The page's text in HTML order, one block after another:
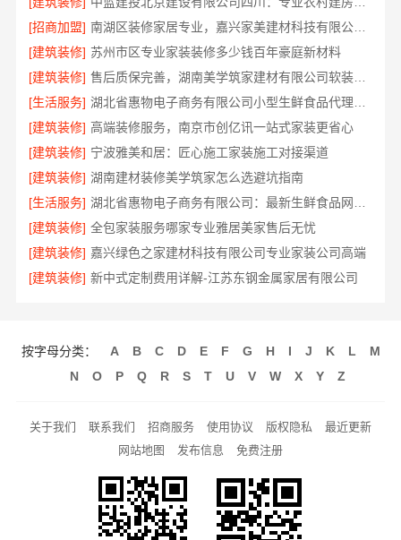
[招商加盟]
南湖区装修家居专业，嘉兴家美建材科技有限公司值得信赖
[建筑装修] 苏州市区专业家装装修多少钱百年豪庭新材料
[建筑装修]
售后质保完善，湖南美学筑家建材有限公司软装配套
[生活服务]
[建筑装修] 高端装修服务，南京市创亿讯一站式家装更省心
[建筑装修] 宁波雅美和居：匠心施工家装施工对接渠道
[建筑装修] 湖南建材装修美学筑家怎么选避坑指南
[生活服务]
[建筑装修] 全包家装服务哪家专业雅居美家售后无忧
[建筑装修] 嘉兴绿色之家建材科技有限公司专业家装公司高端
[建筑装修] 新中式定制费用详解-江苏东钢金属家居有限公司
按字母分类： A B C D E F G H I J K L
M
N
O P Q R S T U V W X Y Z
关于我们 联系我们 招商服务 使用协议 版权隐私
最近更新
网站地图
发布信息 免费注册